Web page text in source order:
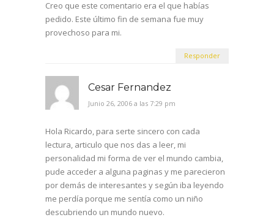
Creo que este comentario era el que habías
pedido. Este último fin de semana fue muy
provechoso para mi.
Responder
Cesar Fernandez
Junio 26, 2006 a las 7:29 pm
Hola Ricardo, para serte sincero con cada
lectura, articulo que nos das a leer, mi
personalidad mi forma de ver el mundo cambia,
pude acceder a alguna paginas y me parecieron
por demás de interesantes y según iba leyendo
me perdía porque me sentía como un niño
descubriendo un mundo nuevo.